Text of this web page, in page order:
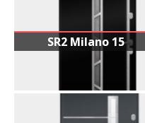
SR2 Milano 15